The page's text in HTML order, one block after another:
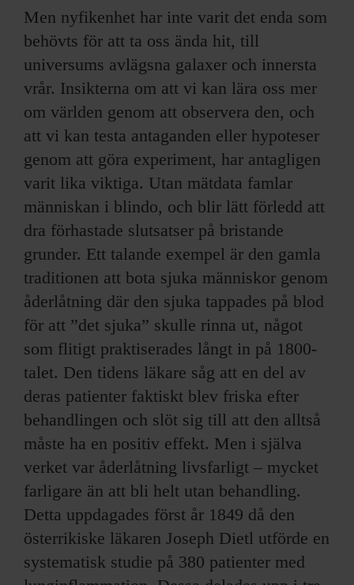
Men nyfikenhet har inte varit det enda som
behövts för att ta oss ända hit, till
universums avlägsna galaxer och innersta
vrår. Insikterna om att vi kan lära oss mer
om världen genom att observera den, och
att vi kan testa antaganden eller hypoteser
genom att göra experiment, har antagligen
varit lika viktiga. Utan mätdata famlar
människan i blindo, och blir lätt förledd att
dra förhastade slutsatser på bristande
grunder. Ett talande exempel är den gamla
traditionen att bota sjuka människor genom
åderlåtning där den sjuka tappades på blod
för att ”det sjuka” skulle rinna ut, något
som flitigt praktiserades långt in på 1800-
talet. Den tidens läkare såg att en del av
deras patienter faktiskt blev friska efter
behandlingen och slöt sig till att den alltså
måste ha en positiv effekt. Men i själva
verket var åderlåtning livsfarligt – mycket
farligare än att bli helt utan behandling.
Detta uppdagades först år 1849 då den
österrikiske läkaren Joseph Dietl utförde en
systematisk studie på 380 patienter med